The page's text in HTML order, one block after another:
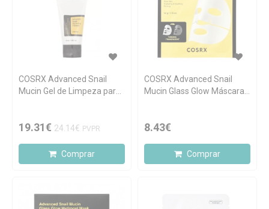
COSRX Advanced Snail
Mucin Gel de Limpeza para
19.31€ 24.14€ PVPR
Comprar
COSRX Advanced Snail
Mucin Glass Glow Máscara
8.43€
Comprar